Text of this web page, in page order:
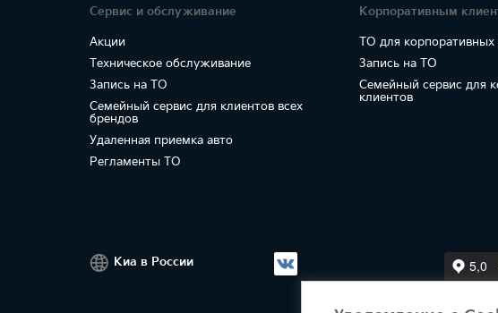
Сервис и обслуживание
Акции
Техническое обслуживание
Запись на ТО
Семейный сервис для клиентов всех
брендов
Удаленная приемка авто
Регламенты ТО
Корпоративным
ТО для корпоративных
Запись на ТО
Семейный сервис для
клиентов
Киа в России